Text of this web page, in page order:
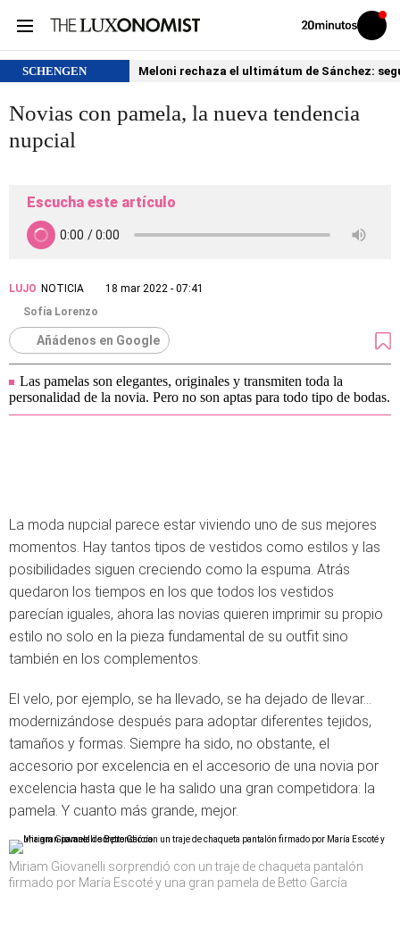
Volver
Iniciar
sesión
SCHENGEN Meloni rechaza el ultimátum de Sánchez:
Novias con pamela, la nueva tendencia
nupcial
Escucha este artículo
LUJO NOTICIA
18 mar 2022 - 07:41
Sofía Lorenzo
Añádenos en Google
Las pamelas son elegantes, originales y transmiten toda la
personalidad de la novia. Pero no son aptas para todo tipo de bodas.
La moda nupcial parece estar viviendo uno de sus mejores
momentos. Hay tantos tipos de vestidos como estilos y las
posibilidades siguen creciendo como la espuma. Atrás
quedaron los tiempos en los que todos los vestidos
parecían iguales, ahora las novias quieren imprimir su propio
estilo no solo en la pieza fundamental de su outfit sino
también en los complementos.
El velo, por ejemplo, se ha llevado, se ha dejado de llevar...
modernizándose después para adoptar diferentes tejidos,
tamaños y formas. Siempre ha sido, no obstante, el
accesorio por excelencia en el accesorio de una novia por
excelencia hasta que le ha salido una gran competidora: la
pamela. Y cuanto más grande, mejor.
Miriam Giovanelli sorprendió con un traje de chaqueta pantalón
firmado por María Escoté y una gran pamela de Betto García